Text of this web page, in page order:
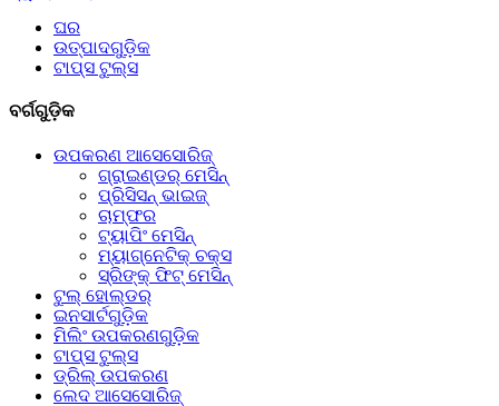
ଘର
ଉତ୍ପାଦଗୁଡ଼ିକ
ଟାପ୍ସ ଟୁଲ୍ସ
ବର୍ଗଗୁଡ଼ିକ
ଉପକରଣ ଆସେସୋରିଜ୍
ଗ୍ରାଇଣ୍ଡର୍ ମେସିନ୍
ପ୍ରିସିସନ୍ ଭାଇଜ୍
ଚାମ୍ଫର
ଟ୍ୟାପିଂ ମେସିନ୍
ମ୍ୟାଗ୍ନେଟିକ୍ ଚକ୍ସ
ସ୍ରିଙ୍କ୍ ଫିଟ୍ ମେସିନ୍
ଟୁଲ୍ ହୋଲ୍ଡର୍
ଇନସାର୍ଟଗୁଡ଼ିକ
ମିଲିଂ ଉପକରଣଗୁଡ଼ିକ
ଟାପ୍ସ ଟୁଲ୍ସ
ଡ୍ରିଲ୍ ଉପକରଣ
ଲେଦ ଆସେସୋରିଜ୍